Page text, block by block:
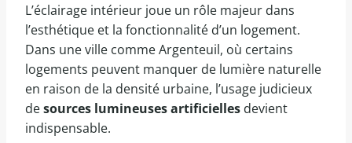
L’éclairage intérieur joue un rôle majeur dans
l’esthétique et la fonctionnalité d’un logement.
Dans une ville comme Argenteuil, où certains
logements peuvent manquer de lumière naturelle
en raison de la densité urbaine, l’usage judicieux
desources lumineuses artificielles devient
indispensable.